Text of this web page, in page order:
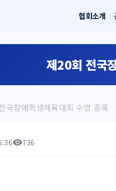
협회소개
제20회 전국
국장애학생체육대회 수영 종목
736